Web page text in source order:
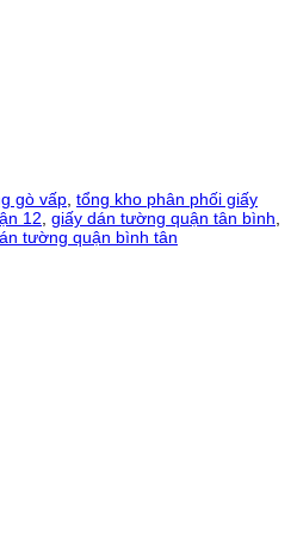
gò vấp, tổng kho phân phối giấy
12, giấy dán tường quận tân bình,
tường quận bình tân